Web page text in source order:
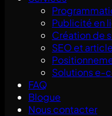
Publicité en
Création de
SEO et
Solutions e-
FAQ
Blogue
Nous contacter